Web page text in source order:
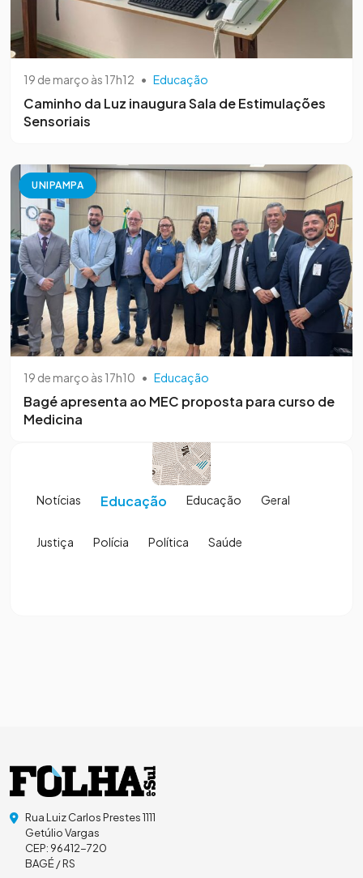
19 de março às 17h12 • Educação
Caminho da Luz inaugura Sala de Estimulações
Sensoriais
UNIPAMPA
19 de março às 17h10 • Educação
Bagé apresenta ao MEC proposta para curso de
Medicina
Notícias Educação Educação Geral
Justiça Polícia Política Saúde
Rua Luiz Carlos Prestes 1111
Getúlio Vargas
CEP: 96412-720
BAGÉ / RS